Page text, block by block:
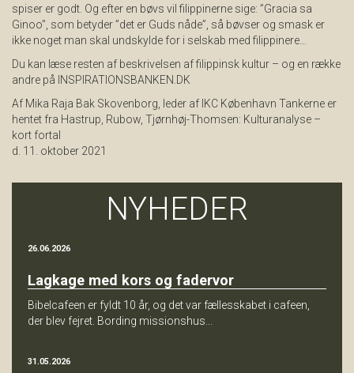
NYHEDER
26.06.2026
Lagkage med kors og fadervor
Bibelcafeen er fyldt 10 år, og det var fællesskabet i cafeen,
der blev fejret. Bording missionshus...
31.05.2026
spiser er godt. Og efter en bøvs vil filippinerne sige: ”Gracia sa
Ginoo”, som betyder ”det er Guds nåde”, så bøvser og smask er
ikke noget man skal undskylde for i selskab med filippinere…
Du kan læse resten af beskrivelsen af filippinsk kultur – og en række
andre på INSPIRATIONSBANKEN.DK
Af Mika Raja Bak Skovenborg, leder af IKC København Tankerne er
hentet fra Hastrup, Rubow, Tjørnhøj-Thomsen: Kulturanalyse –
kort fortal
d. 11. oktober 2021